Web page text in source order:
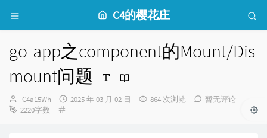
C4的樱花庄
go-app之component的Mount/Dis
mount问题
博
主：
C4a15Wh
发
2025 年 03 月 02 日 864 次浏览
暂无评论
2220字数